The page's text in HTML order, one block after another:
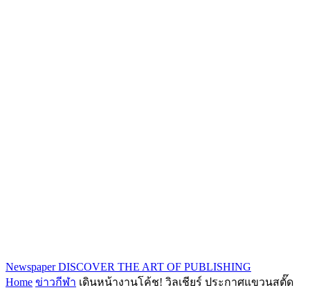
Newspaper DISCOVER THE ART OF PUBLISHING
Home ข่าวกีฬา เดินหน้างานโค้ช! วิลเชียร์ ประกาศแขวนสตั๊ด